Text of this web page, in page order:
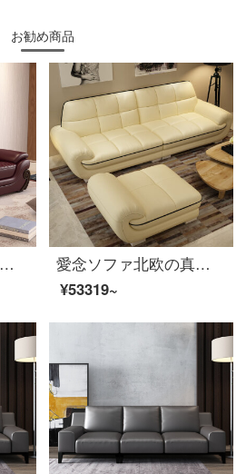
お勧め商品
愛念真皮ソファ小型タイプ三人の頭層牛革ビジネスオフィスセット簡単に現代客間家具ワインレッド本革三人です。
愛念ソファ北欧の真皮のソファーヘッド層牛皮の3人の組み合わせは簡単で現代の小型客間の家具の浅い黄色の真皮の大きい4人のソファーの2.62メートル+足を踏みます。
¥53319~